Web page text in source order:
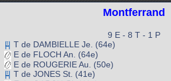
Montferrand
9 E - 8 T - 1 P
T de DAMBIELLE Je. (64e)
E de FLOCH An. (64e)
E de ROUGERIE Au. (50e)
T de JONES St. (41e)